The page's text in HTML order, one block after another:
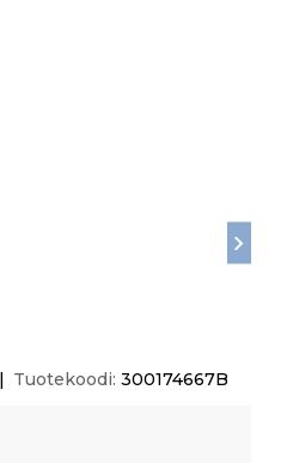
Tuotekoodi: 300174667B